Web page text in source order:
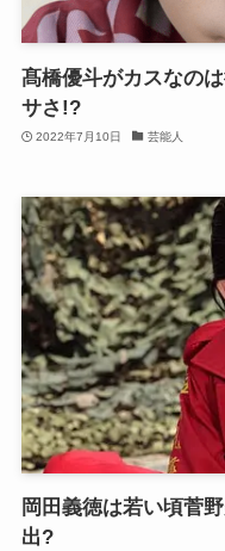
髙橋優斗がカスなの
サさ!?
2022年7月10日 芸能人
岡田義徳は若い頃菅
出?